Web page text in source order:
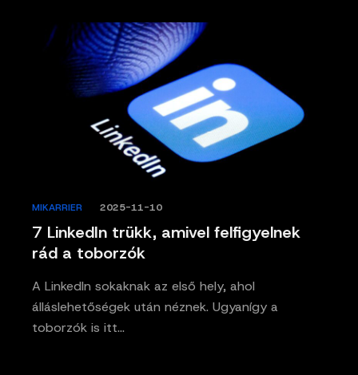
7 LinkedIn trükk, amivel felfigyelnek
rád a toborzók
MIKARRIER 2025-11-10
A LinkedIn sokaknak az első hely, ahol
álláslehetőségek után néznek. Ugyanígy a
toborzók is itt…